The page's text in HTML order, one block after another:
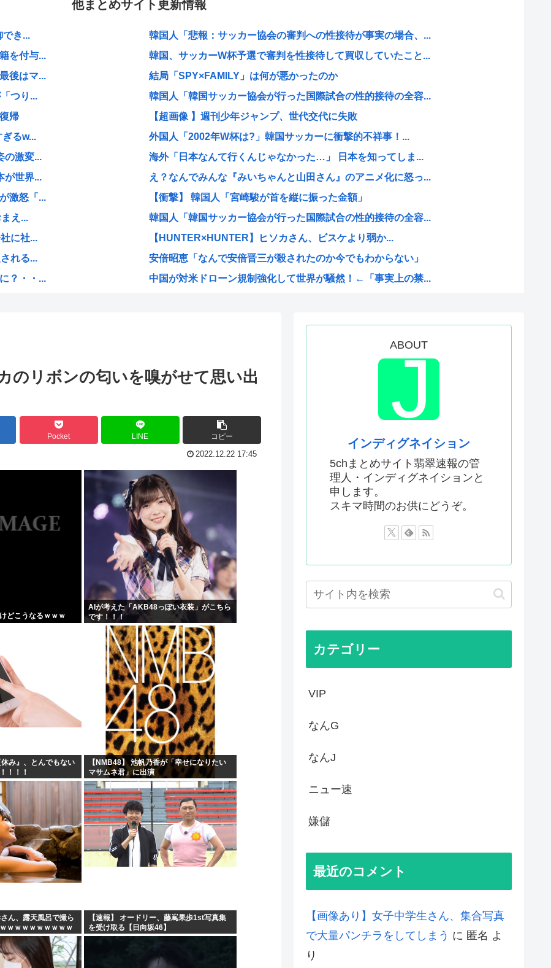
他まとめサイト更新情報
でき...
を付与...
後はマ...
つり...
帰
るw...
の激変...
が世界...
激怒「...
え...
に社...
れる...
？・・...
最後は...
を引き...
見つか...
集英社...
婚して...
“急...
韓国人「悲報：サッカー協会の審判への性接待が事実の場合、...
韓国、サッカーW杯予選で審判を性接待して買収していたこと...
結局「SPY×FAMILY」は何が悪かったのか
韓国人「韓国サッカー協会が行った国際試合の性的接待の全容...
【超画像 】週刊少年ジャンプ、世代交代に失敗
外国人「2002年W杯は?」韓国サッカーに衝撃的不祥事！...
海外「日本なんて行くんじゃなかった…」 日本を知ってしま...
え？なんでみんな『みいちゃんと山田さん』のアニメ化に怒っ...
【衝撃】 韓国人「宮崎駿が首を縦に振った金額」
韓国人「韓国サッカー協会が行った国際試合の性的接待の全容...
【HUNTER×HUNTER】ヒソカさん、ビスケより弱か...
安倍昭恵「なんで安倍晋三が殺されたのか今でもわからない」
中国が対米ドローン規制強化して世界が騒然！←「事実上の禁...
ワンピースの「世界に5種しかない飛行能力」発言の謎が解け...
(ヽ´ん`)「ボルト3連覇って凄いな。12年間も世界一か...
韓国人「SKハイニックスが10%台の暴落！外国人投資家と...
【激震】 韓国人「韓国サッカー協会、W杯・五輪で複数回の...
ジョジョの「ヴァニラアイス」とかいうスタンド使い、流石に...
ロールちゃん描いたwww
「週刊少年ジャンプ」 発行部数が初の100万部割れ
Zガンダムで一番人気のないMSがパラスアテネという風潮
緊縮財政論者として知られる大物財務官僚、高市早苗の逆鱗に...
海外「日本にはこんな特殊な標識があるんだけど皆は見たこと...
自民党「日本人56す56す56す56す56すコロスコロス...
熊本地震避難所で高市早苗の態度が非常に良いと話題
露悪系アニメ、定義がよくわからなくなる
高市早苗「消費税減税の財源は今から考える」
声優の長谷川育美さんと結婚したいんやが
のリボンの匂いを嗅がせて思い出
Pocket LINE コピー
2022.12.22 17:45
どこうなるｗｗｗ
AIが考えた「AKB48っぽい衣装」がこちら
です！！！
休み』、とんでもない
！！！
【NMB48】 池帆乃香が「幸せになりたい
マサムネ君」に出演
ん、露天風呂で撮ら
ｗｗｗｗｗｗｗｗｗ
【速報】 オードリー、藤嶌果歩1st写真集
を受け取る【日向坂46】
ABOUT
インディグネイション
5chまとめサイト翡翠速報の管
理人・インディグネイションと
申します。
スキマ時間のお供にどうぞ。
カテゴリー
VIP
なんG
なんJ
ニュー速
嫌儲
最近のコメント
【画像あり】女子中学生さん、集合写真
で大量パンチラをしてしまう に 匿名 よ
り